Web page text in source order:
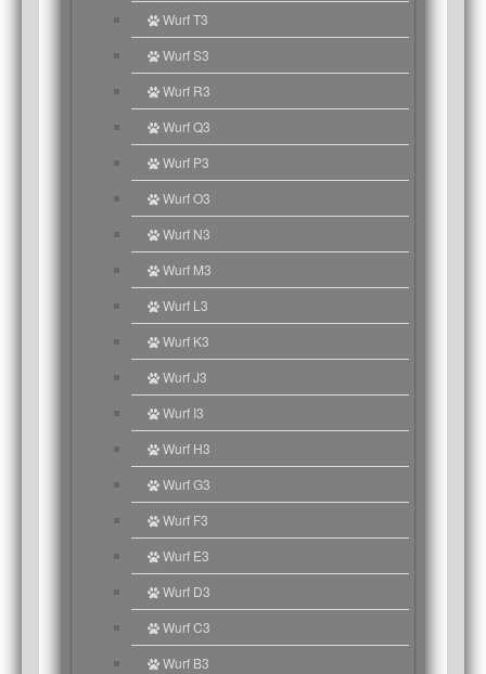
Wurf T3
Wurf S3
Wurf R3
Wurf Q3
Wurf P3
Wurf O3
Wurf N3
Wurf M3
Wurf L3
Wurf K3
Wurf J3
Wurf I3
Wurf H3
Wurf G3
Wurf F3
Wurf E3
Wurf D3
Wurf C3
Wurf B3